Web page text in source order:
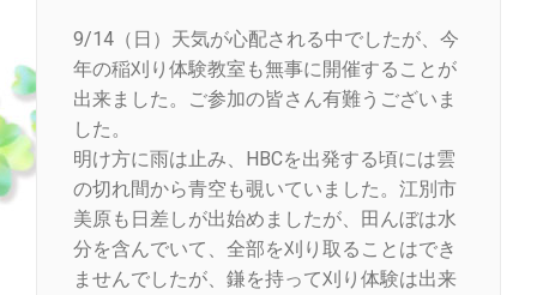
9/14（日）天気が心配される中でしたが、今
年の稲刈り体験教室も無事に開催することが
出来ました。ご参加の皆さん有難うございま
した。
明け方に雨は止み、HBCを出発する頃には雲
の切れ間から青空も覗いていました。江別市
美原も日差しが出始めましたが、田んぼは水
分を含んでいて、全部を刈り取ることはでき
ませんでしたが、鎌を持って刈り体験は出来